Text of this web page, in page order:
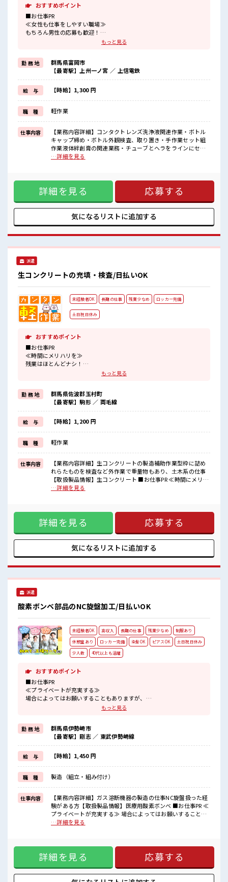
おすすめポイント
■お仕事PR
≪女性も仕事をしやすい職場≫
もちろん男性の応募も歓迎！
場合によってはお願いすることもあります♪
≪髪型自由≫
基本的に髪色自由で明るすぎたり奇抜でなければOKです！
(規定有)≪ラクラク制服アリ≫
制服があるので、
毎日の服装の悩み解消♪
≪初めての仕事だけど自分にもできそう≫
新しいことにチャレンジするのは不安だけど、
しっかり働く環境が整っています！
イチからスキルUP・ステップUP目指していきましょう！
■職場の雰囲気
女性が多い職場ですが男女は問いません！
髪型にこだわりのあるアナタは必見！
髪型自由な職場！
もっと見る
勤 務 地
群馬県富岡市
【最寄駅】上州一ノ宮 ／ 上信電鉄
給 与 【時給】1,300 円
職 種 軽作業
仕事内容
【業務内容詳細】コンタクトレンズ洗浄液関連作業・ボトル
キャップ締め・ボトル外観検査、取り置き・手作業セット組
作業液体絆創膏の関連業務・チューブとヘラをラインにセッ
ト・箱外見検査【取扱製品情報】コンタクトレンズの洗浄液
によってはお願いすることもあります♪ ≪髪型自由≫ 基本的
に髪色自由で明るすぎたり奇抜でなければOKです！ (規定
有)≪ラクラク制服アリ≫ 制服があるので、 毎日の服装の悩
み解消♪ ≪初めての仕事だけど自分にもできそう≫ 新しいこ
とにチャレンジするのは不安だけど、 しっかり働く環境が整
っています！ イチからスキルUP・ステップUP目指していき
ません！ 応募お待ちしております！ 少人数でアットホームな
雰囲気の職場！ 髪型にこだわりのあるアナタは必見！ 髪型自
…詳細を見る
詳細を見る 応募する
気になるリストに追加する
派遣
生コンクリートの充填・検査/日払いOK
未経験者OK 長期の仕事 残業少なめ ロッカー完備
土日祝日休み
おすすめポイント
■お仕事PR
≪時間にメリハリを≫
残業はほとんどナシ！
場合によってはお願いすることもあります♪
家族や友人と一緒にプライベート満喫！
≪未経験の方も大カンゲイ≫
新しいことにチャレンジするのは不安だけど、
しっかり働く環境が整っています！
イチからスキルUP・ステップUP目指していきましょう！
≪自分に向いている仕事が探せる≫
困った事などがあれば、
担当がしっかりサポートします！
■職場の雰囲気
持ち物が多いあなたにもぴったり☆
ロッカー付き職場♪
残業は少なめ！
もっと見る
勤 務 地
群馬県佐波郡玉村町
【最寄駅】駒形 ／ 両毛線
給 与 【時給】1,200 円
職 種 軽作業
仕事内容
【業務内容詳細】生コンクリートの製造補助作業型枠に詰め
れらたものを検査など外作業で重量物もあり、土木系の仕事
【取扱製品情報】生コンクリート ■お仕事PR ≪時間にメリハ
リを≫ 残業はほとんどナシ！ 場合によってはお願いすること
ャレンジするのは不安だけど、 しっかり働く環境が整ってい
ます！ イチからスキルUP・ステップUP目指していきましょ
う！ ≪自分に向いている仕事が探せる≫ 困った事などがあれ
ば、 担当がしっかりサポートします！ ■職場の雰囲気 持ち物
が多いあなたにもぴったり☆ ロッカー付き職場♪ 残業は少な
め！ たまに残業するくらいなら…という方、 応募お待ちして
…詳細を見る
詳細を見る 応募する
気になるリストに追加する
派遣
酸素ボンベ部品のNC旋盤加工/日払いOK
未経験者OK 高収入 長期の仕事 残業少なめ
制服あり
休憩室あり
ロッカー完備 染髪OK ピアスOK
土日祝日休み
少人数
40代以上も活躍
おすすめポイント
■お仕事PR
≪プライベートが充実する≫
場合によってはお願いすることもありますが、
週末は家族や友人と一緒にプライベート満喫！
≪モチベーションもUP≫
派手過ぎなければ髪型や髪色自由♪
(規定有)≪動きやすい制服アリ≫
制服があるので、
毎日の服装の悩み解消♪
≪初めての仕事だけど自分にもできそう≫
新しいことにチャレンジするのは不安だけど、
しっかり働く環境が整っています！
イチからスキルUP・ステップUP目指していきましょう！
■職場の雰囲気
少人数でアットホームな雰囲気の職場！
仕事の合間の息抜きは休憩室で♪
もっと見る
勤 務 地
群馬県伊勢崎市
【最寄駅】剛志 ／ 東武伊勢崎線
給 与 【時給】1,450 円
職 種 製造（組立・組み付け）
仕事内容
【業務内容詳細】ガス溶断機器の製造の仕事NC旋盤扱った経
験がある方【取扱製品情報】医療用酸素ボンベ ■お仕事PR ≪
プライベートが充実する≫ 場合によってはお願いすることも
ありますが、 残業はほとんどナシ！ ≪週休2日制≫ 週末は家
い制服アリ≫ 制服があるので、 毎日の服装の悩み解消♪ ≪初
めての仕事だけど自分にもできそう≫ 新しいことにチャレン
ジするのは不安だけど、 しっかり働く環境が整っています！
イチからスキルUP・ステップUP目指していきましょう！ ■
職場の雰囲気 少人数でアットホームな雰囲気の職場！ キバツ
…詳細を見る
詳細を見る 応募する